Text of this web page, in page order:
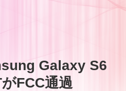
Galaxy S6
FCC通過